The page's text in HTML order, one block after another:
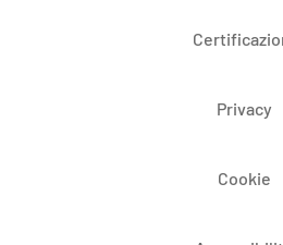
Privacy
Cookie